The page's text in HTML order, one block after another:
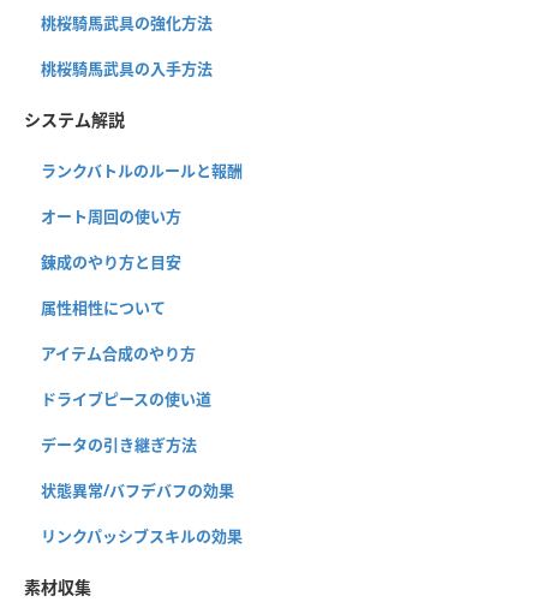
桃桜騎馬武具の強化方法
桃桜騎馬武具の入手方法
システム解説
ランクバトルのルールと報酬
オート周回の使い方
錬成のやり方と目安
属性相性について
アイテム合成のやり方
ドライブピースの使い道
データの引き継ぎ方法
状態異常/バフデバフの効果
リンクパッシブスキルの効果
素材収集